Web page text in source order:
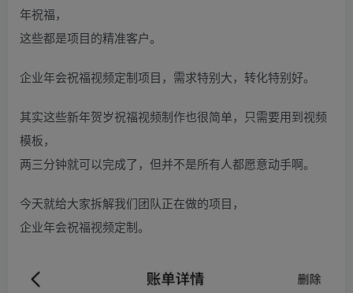
年祝福，
这些都是项目的精准客户。
企业年会祝福视频定制项目，需求特别大，转化特别好。
其实这些新年贺岁祝福视频制作也很简单，只需要用到视频
模板，
两三分钟就可以完成了，但并不是所有人都愿意动手啊。
今天就给大家拆解我们团队正在做的项目，
企业年会祝福视频定制。